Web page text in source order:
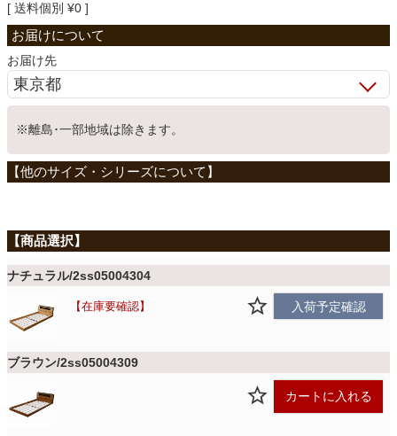
収納家具
学習机
ホームオフィス
送料個別 ¥0
お届け先
※離島･一部地域は除きます。
ナチュラル/2ss05004304
在庫要確認 入荷予定確認
ブラウン/2ss05004309
カートに入れる